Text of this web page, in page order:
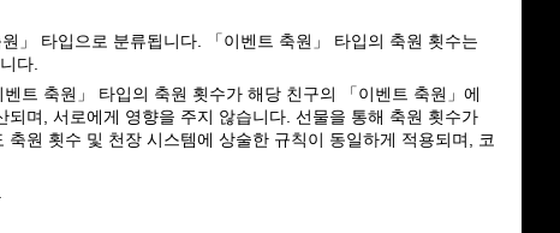
」 타입으로 분류됩니다. 「이벤트 축원」 타입의 축원 횟수는
다.
트 축원」 타입의 축원 횟수가 해당 친구의 「이벤트 축원」에
며, 서로에게 영향을 주지 않습니다. 선물을 통해 축원 횟수가
원 횟수 및 천장 시스템에 상술한 규칙이 동일하게 적용되며, 코